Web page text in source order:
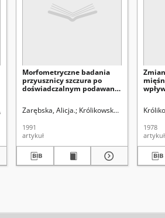
Jodłowska-Jędrych, Barbara. Królikowska-Prasał,
Morfometryczne badania
przyusznicy szczura po
doświadczalnym podawaniu
Zarębska, Alicja. Królikowska-Prasał, Irena.
1991
artykuł
1978
artykuł